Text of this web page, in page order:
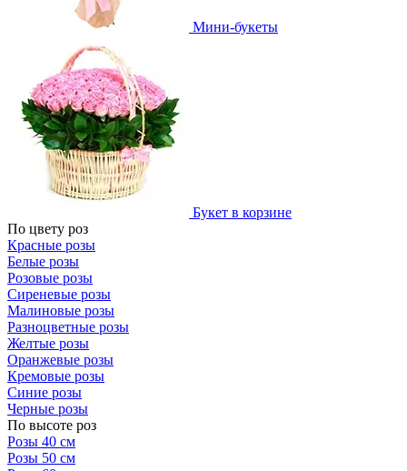
Мини-букеты
Букет в корзине
По цвету роз
Красные розы
Белые розы
Розовые розы
Сиреневые розы
Малиновые розы
Разноцветные розы
Желтые розы
Оранжевые розы
Кремовые розы
Синие розы
Черные розы
По высоте роз
Розы 40 см
Розы 50 см